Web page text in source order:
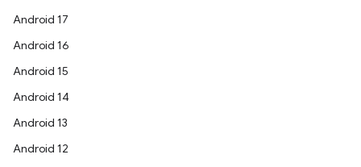
Android 17
Android 16
Android 15
Android 14
Android 13
Android 12